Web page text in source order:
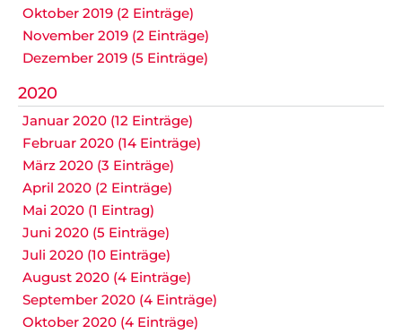
Oktober 2019 (2 Einträge)
November 2019 (2 Einträge)
Dezember 2019 (5 Einträge)
2020
Januar 2020 (12 Einträge)
Februar 2020 (14 Einträge)
März 2020 (3 Einträge)
April 2020 (2 Einträge)
Mai 2020 (1 Eintrag)
Juni 2020 (5 Einträge)
Juli 2020 (10 Einträge)
August 2020 (4 Einträge)
September 2020 (4 Einträge)
Oktober 2020 (4 Einträge)
Navigation
überspringen
Anfahrt Impressum